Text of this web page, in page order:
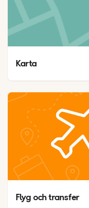
Flyg och transfer